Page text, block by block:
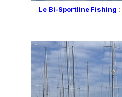
Le Bi-Sportline Fishing :